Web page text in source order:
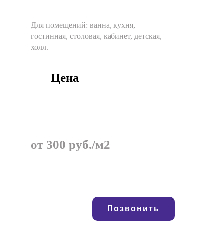
Для помещений: ванна, кухня,
гостинная, столовая, кабинет, детская,
холл.
Цена
от 300 руб./м2
Позвонить